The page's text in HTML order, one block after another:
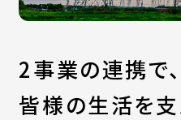
2事業の連携で、
皆様の生活を支